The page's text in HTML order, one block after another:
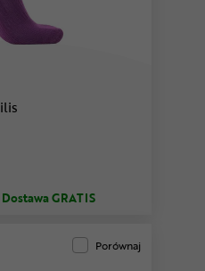
Dostawa GRATIS
Porównaj